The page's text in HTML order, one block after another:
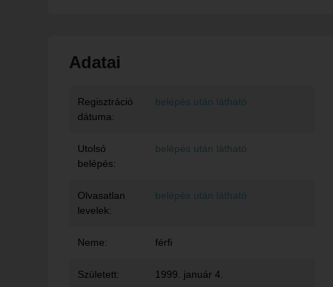
Adatai
Regisztráció
dátuma:
belépés után látható
Utolsó
belépés:
belépés után látható
Olvasatlan
levelek:
belépés után látható
Neme: férfi
Született: 1999. január 4.